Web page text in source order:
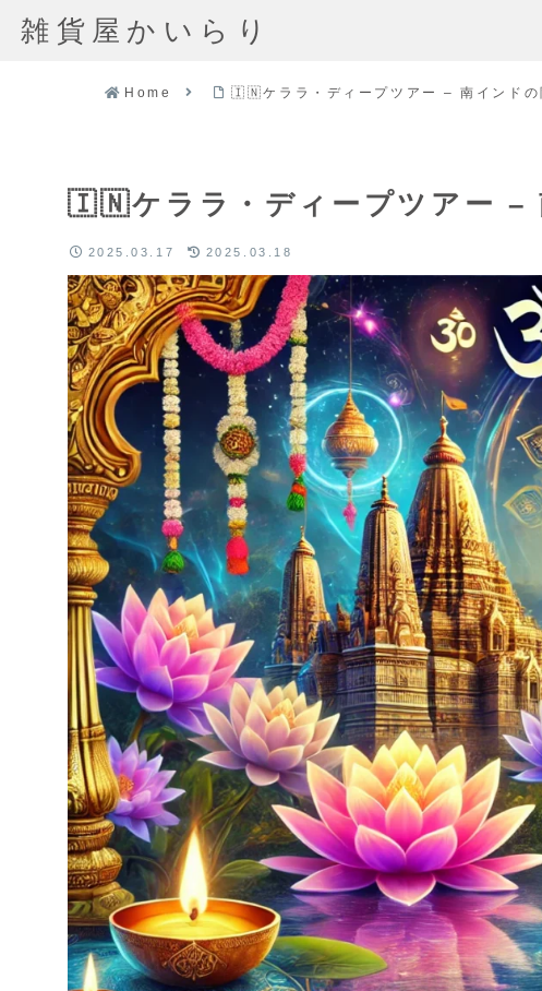
雑貨屋かいらり
Home 🇮🇳ケララ・ディープツアー – 南インドの
🇮🇳ケララ・ディープツアー –
2025.03.17 2025.03.18